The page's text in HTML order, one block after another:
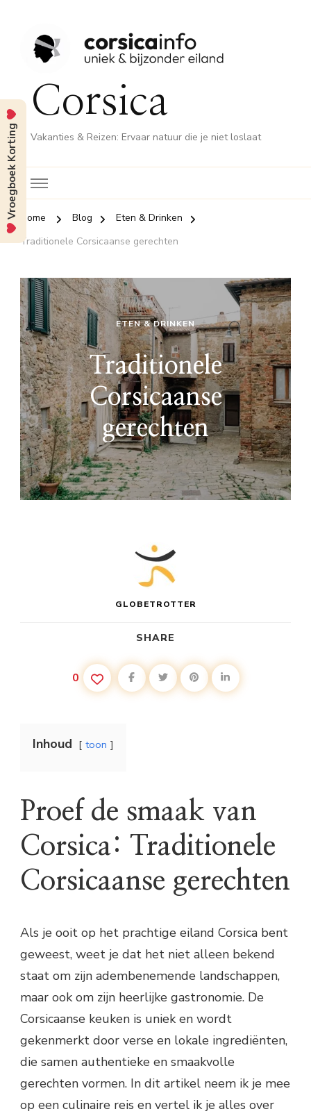
Corsica
Vakanties & Reizen: Ervaar natuur die je niet loslaat
Home Blog
Eten & Drinken
Traditionele Corsicaanse gerechten
ETEN & DRINKEN
Traditionele
Corsicaanse
gerechten
GLOBETROTTER
SHARE
0
Inhoud toon
Proef de smaak van
Corsica: Traditionele
Corsicaanse gerechten
Als je ooit op het prachtige eiland Corsica bent
geweest, weet je dat het niet alleen bekend
staat om zijn adembenemende landschappen,
maar ook om zijn heerlijke gastronomie. De
Corsicaanse keuken is uniek en wordt
gekenmerkt door verse en lokale ingrediënten,
die samen authentieke en smaakvolle
gerechten vormen. In dit artikel neem ik je mee
op een culinaire reis en vertel ik je alles over
Vroegboek Korting